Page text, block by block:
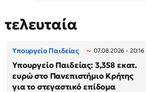
τελευταία
Υπουργείο Παιδείας 07.08.2026 - 20:16
Υπουργείο Παιδείας: 3,358 εκατ.
ευρώ στο Πανεπιστήμιο Κρήτης
για το στεγαστικό επίδομα